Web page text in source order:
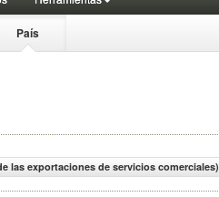
País
las exportaciones de servicios comerciales)